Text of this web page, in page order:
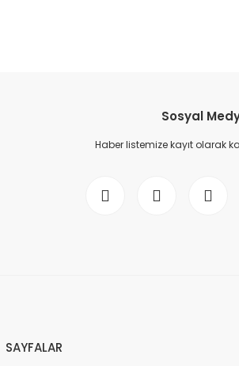
Sosyal
Haber listemize kayıt olarak
SAYFALAR